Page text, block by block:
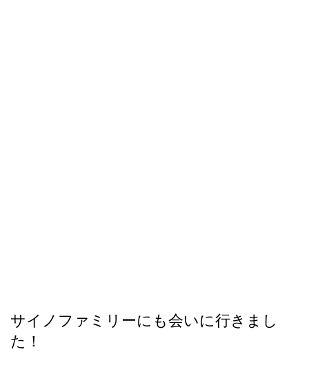
サイノファミリーにも会いに行きまし
た！